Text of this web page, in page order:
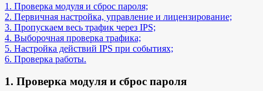
1. Проверка модуля и сброс пароля;
2. Первичная настройка, управление и лицензирование;
3. Пропускаем весь трафик через IPS;
4. Выборочная проверка трафика;
5. Настройка действий IPS при событиях;
6. Проверка работы.
1. Проверка модуля и сброс пароля